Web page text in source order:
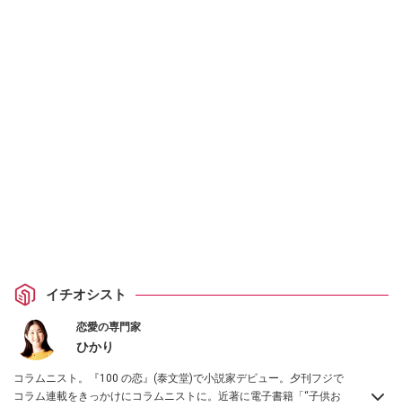
イチオシスト
恋愛の専門家
ひかり
コラムニスト。『100 の恋』(泰文堂)で小説家デビュー。夕刊フジで
コラム連載をきっかけにコラムニストに。近著に電子書籍「“子供お